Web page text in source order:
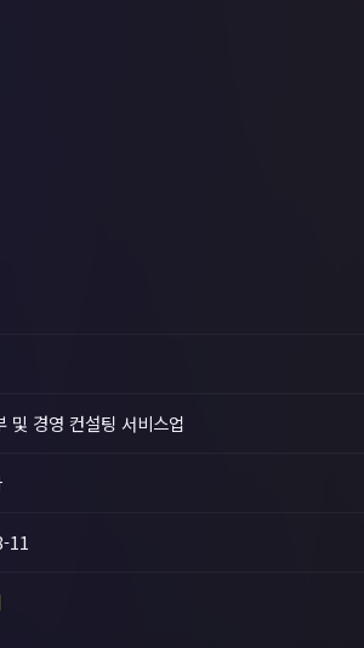
및 경영 컨설팅 서비스업
11